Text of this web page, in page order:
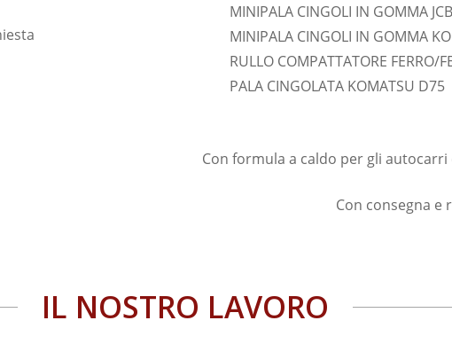
MINIPALA CINGOLI IN GOMMA
MINIPALA CINGOLI IN GOMMA
RULLO COMPATTATORE FERRO/
PALA CINGOLATA KOMATSU D75
Con formula a caldo per gli
Con consegna e
IL NOSTRO LAVORO